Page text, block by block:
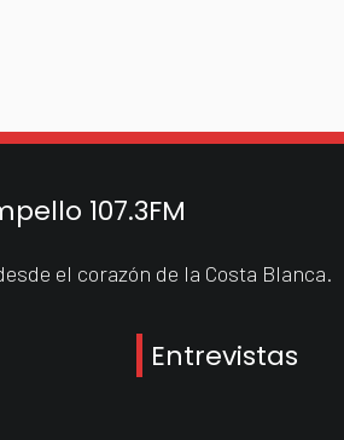
107.3FM
el corazón de la Costa Blanca.
Entrevistas